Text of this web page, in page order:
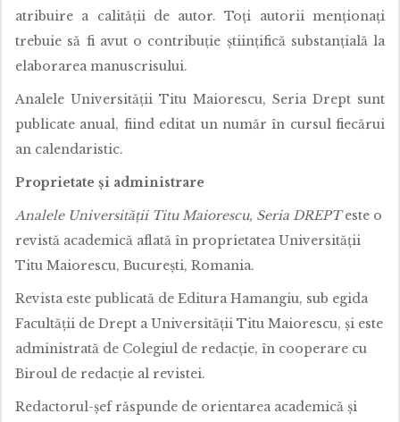
atribuire a calității de autor. Toți autorii menționați
trebuie să fi avut o contribuție științifică substanțială la
elaborarea manuscrisului.
Analele Universității Titu Maiorescu, Seria Drept sunt
publicate anual, fiind editat un număr în cursul fiecărui
an calendaristic.
Proprietate și administrare
Analele Universității Titu Maiorescu, Seria DREPTeste o
revistă academică aflată în proprietatea Universității
Titu Maiorescu, București, Romania.
Revista este publicată de Editura Hamangiu, sub egida
Facultății de Drept a Universității Titu Maiorescu, și este
administrată de Colegiul de redacție, în cooperare cu
Biroul de redacție al revistei.
Redactorul-șef răspunde de orientarea academică și